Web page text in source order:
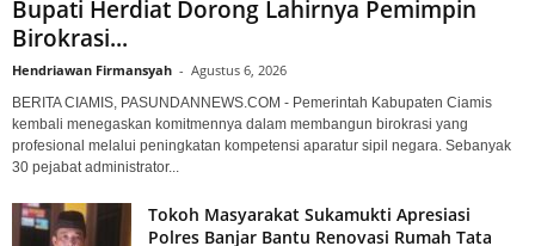
Bupati Herdiat Dorong Lahirnya Pemimpin
Birokrasi...
Hendriawan Firmansyah - Agustus 6, 2026
BERITA CIAMIS, PASUNDANNEWS.COM - Pemerintah Kabupaten Ciamis
kembali menegaskan komitmennya dalam membangun birokrasi yang
profesional melalui peningkatan kompetensi aparatur sipil negara. Sebanyak
30 pejabat administrator...
Tokoh Masyarakat Sukamukti Apresiasi
Polres Banjar Bantu Renovasi Rumah Tata